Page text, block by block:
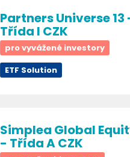
Partners Universe 13
Třída I CZK
pro vyvážené investory
ETF Solution
Simplea Global
- Třída A CZK